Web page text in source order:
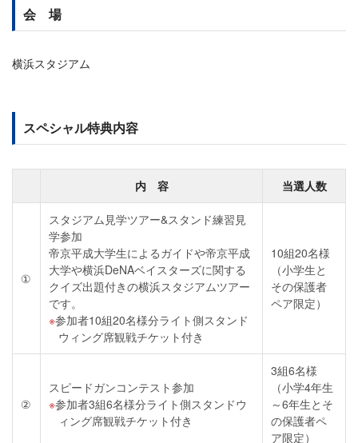
会 場
横浜スタジアム
スペシャル特典内容
内 容 当選人数
①
スタジアム見学ツアー&スタンド練習見
学参加
帝京平成大学生によるガイドや帝京平成
大学や横浜DeNAベイスターズに関する
クイズ出題付きの横浜スタジアムツアー
です。
参加者10組20名様分ライト側スタンド
ウィング席観戦チケット付き
10組20名様
（小学生と
その保護者
ペア限定）
②
スピードガンコンテスト参加
参加者3組6名様分ライト側スタンドウ
ィング席観戦チケット付き
3組6名様
（小学4年生
～6年生とそ
の保護者ペ
ア限定）